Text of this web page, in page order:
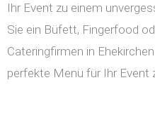
Ihr Event zu einem
Sie ein Büfett, Fingerfood
Cateringfirmen in
perfekte Menü für Ihr Event